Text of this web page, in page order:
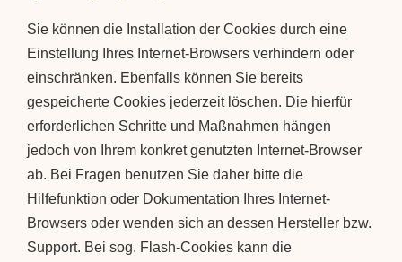
Sie können die Installation der Cookies durch eine
Einstellung Ihres Internet-Browsers verhindern oder
einschränken. Ebenfalls können Sie bereits
gespeicherte Cookies jederzeit löschen. Die hierfür
erforderlichen Schritte und Maßnahmen hängen
jedoch von Ihrem konkret genutzten Internet-Browser
ab. Bei Fragen benutzen Sie daher bitte die
Hilfefunktion oder Dokumentation Ihres Internet-
Browsers oder wenden sich an dessen Hersteller bzw.
Support. Bei sog. Flash-Cookies kann die